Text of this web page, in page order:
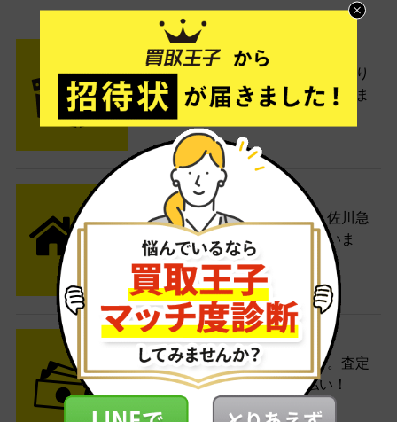
- FLOW -
STEP1 お申込み・梱包
ネットでお申込みしたら、箱に売り
たい商品をいろいろ詰めて梱包しま
す。
STEP2 発送
送料無料でご自宅から発送！佐川急
便がご自宅まで引き取りに伺いま
す。
STEP3 ご入金
査定結果はメールでお知らせ。査定
結果がOKなら金額をお支払い！